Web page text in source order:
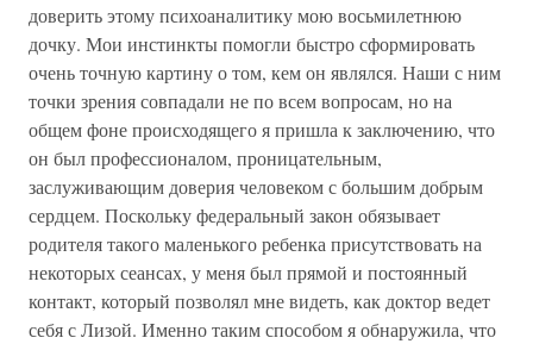
доверить этому психоаналитику мою восьмилетнюю
дочку. Мои инстинкты помогли быстро сформировать
очень точную картину о том, кем он являлся. Наши с ним
точки зрения совпадали не по всем вопросам, но на
общем фоне происходящего я пришла к заключению, что
он был профессионалом, проницательным,
заслуживающим доверия человеком с большим добрым
сердцем. Поскольку федеральный закон обязывает
родителя такого маленького ребенка присутствовать на
некоторых сеансах, у меня был прямой и постоянный
контакт, который позволял мне видеть, как доктор ведет
себя с Лизой. Именно таким способом я обнаружила, что